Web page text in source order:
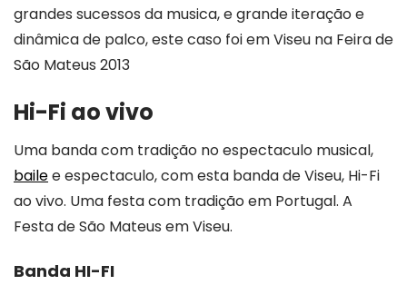
grandes sucessos da musica, e grande iteração e
dinâmica de palco, este caso foi em Viseu na Feira de
São Mateus 2013
Hi-Fi ao vivo
Uma banda com tradição no espectaculo musical,
bailee espectaculo, com esta banda de Viseu, Hi-Fi
ao vivo. Uma festa com tradição em Portugal. A
Festa de São Mateus em Viseu.
Banda HI-FI